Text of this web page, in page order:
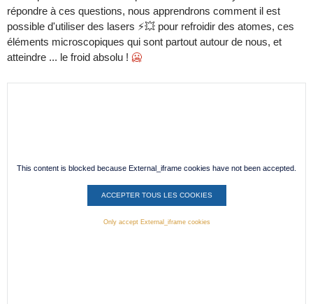
répondre à ces questions, nous apprendrons comment il est
possible d'utiliser des lasers ⚡💥 pour refroidir des atomes, ces
éléments microscopiques qui sont partout autour de nous, et
atteindre ... le froid absolu ! 🥶
This content is blocked because External_iframe cookies have not been accepted.
ACCEPTER TOUS LES COOKIES
Only accept External_iframe cookies